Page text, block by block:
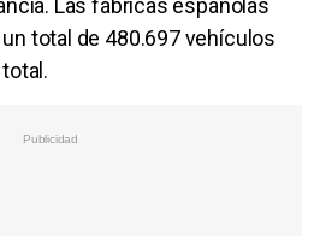
total de 480.697 vehículos